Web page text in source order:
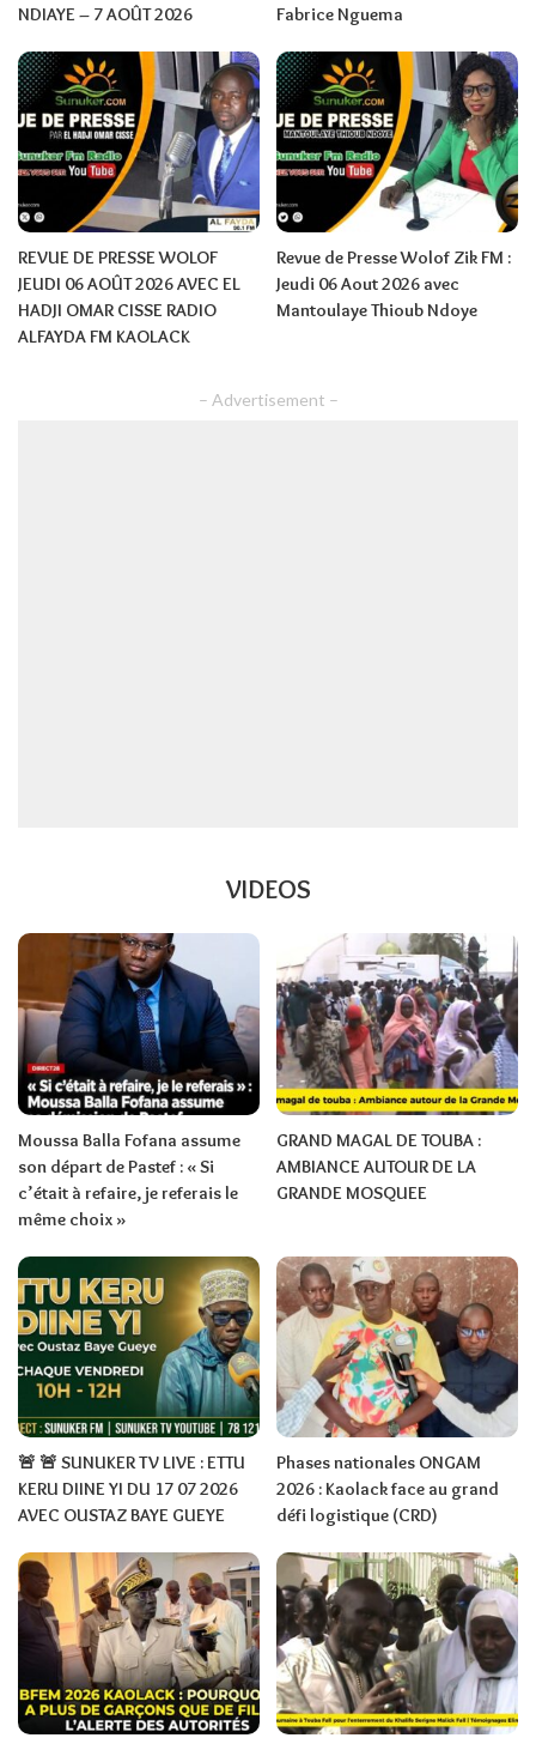
NDIAYE – 7 AOÛT 2026 Fabrice Nguema
REVUE DE PRESSE WOLOF
JEUDI 06 AOÛT 2026 AVEC EL
HADJI OMAR CISSE RADIO
ALFAYDA FM KAOLACK
Revue de Presse Wolof Zik FM :
Jeudi 06 Aout 2026 avec
Mantoulaye Thioub Ndoye
– Advertisement –
VIDEOS
Moussa Balla Fofana assume
son départ de Pastef : « Si
c’était à refaire, je referais le
même choix »
GRAND MAGAL DE TOUBA :
AMBIANCE AUTOUR DE LA
GRANDE MOSQUEE
🚨 🚨 SUNUKER TV LIVE : ETTU
KERU DIINE YI DU 17 07 2026
AVEC OUSTAZ BAYE GUEYE
Phases nationales ONGAM
2026 : Kaolack face au grand
défi logistique (CRD)